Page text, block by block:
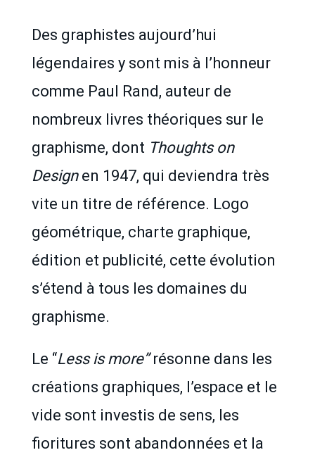
Des graphistes aujourd’hui
légendaires y sont mis à l’honneur
comme Paul Rand, auteur de
nombreux livres théoriques sur le
graphisme, dont Thoughts on
Design en 1947, qui deviendra très
vite un titre de référence. Logo
géométrique, charte graphique,
édition et publicité, cette évolution
s’étend à tous les domaines du
graphisme.
Le “Less is more”résonne dans les
créations graphiques, l’espace et le
vide sont investis de sens, les
fioritures sont abandonnées et la